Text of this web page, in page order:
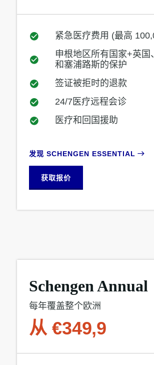
紧急医疗费用 (最高
申根地区所有国家+英国
和塞浦路斯的保护
签证被拒时的退款
24/7医疗远程会诊
医疗和回国援助
发现 SCHENGEN ESSENTIAL
获取报价
Schengen Annual
每年覆盖整个欧洲
从 €349,9